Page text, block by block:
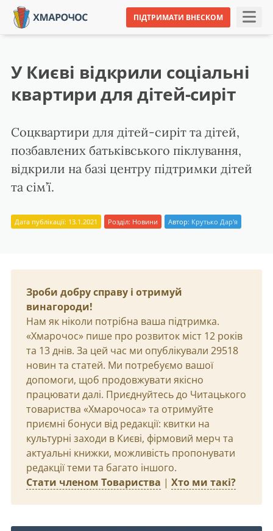
ПІДТРИМАТИ ВНЕСКОМ
У Києві відкрили соціальні
квартири для дітей-сиріт
Соцквартири для дітей-сиріт та дітей,
позбавлених батьківського піклування,
відкрили на базі центру підтримки дітей
та сім’ї.
Дата публікації: 13.1.2021 Розділ: Новини Автор: Крутько Дар'я
Зроби добру справу і отримуй
винагороди!
Нам як ніколи потрібна ваша підтримка.
«Хмарочос» пише про розвиток міст 12 років
та 13 днів. За цей час ми опублікували 29518
новин та статей. Ми потребуємо вашої
допомоги, щоб продовжувати якісно
працювати далі. Приєднуйтесь до Читацького
товариства «Хмарочоса» та отримуйте
приємні бонуси від редакції: квитки на
культурні заходи в Києві, фірмовий мерч та
актуальні книжки, можливість пропонувати
редакції теми та багато іншого.
Стати членом Товариства | Хто ми такі?